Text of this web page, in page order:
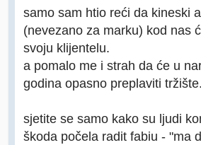
samo sam htio reći da kineski
(nevezano za marku) kod nas
svoju klijentelu.
a pomalo me i strah da će u
godina opasno preplaviti tržište.
sjetite se samo kako su ljudi
škoda počela radit fabiu - "ma